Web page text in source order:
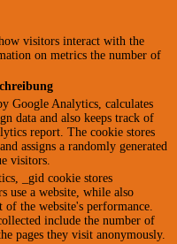
visitors interact with the
on metrics the number of
Google Analytics, calculates
data and also keeps track of
report. The cookie stores
assigns a randomly generated
visitors.
_gid cookie stores
use a website, while also
the website's performance.
include the number of
pages they visit anonymously.